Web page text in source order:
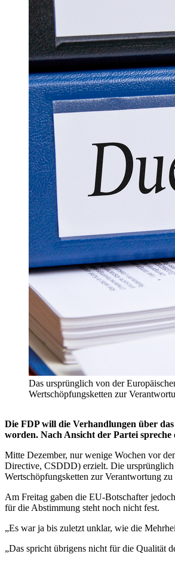
Das ursprünglich von der
Wertschöpfungsketten zur
Die FDP will die Verhandlungen über
worden. Nach Ansicht der Partei
Mitte Dezember, nur wenige Wochen vor
Directive, CSDDD) erzielt. Die ursprünglich
Wertschöpfungsketten zur Verantwortung zu
Am Freitag gaben die EU-Botschafter jedoch
für die Abstimmung steht noch nicht fest.
„Es war ja bis zuletzt unklar, wie die
„Das spricht übrigens nicht für die Qualität